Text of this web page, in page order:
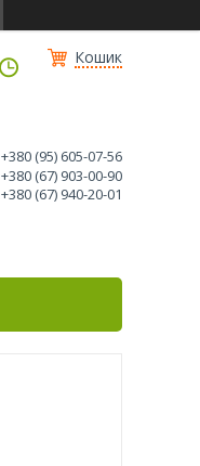
Кошик
+380 (95) 605-07-56
+380 (67) 903-00-90
+380 (67) 940-20-01